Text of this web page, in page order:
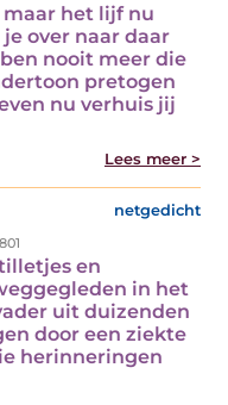
het lijf nu
over naar daar
nooit meer die
pretogen
nu verhuis jij
Lees meer >
netgedicht
en
in het
uit duizenden
door een ziekte
herinneringen